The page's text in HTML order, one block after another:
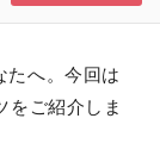
たへ。今回は
をご紹介しま